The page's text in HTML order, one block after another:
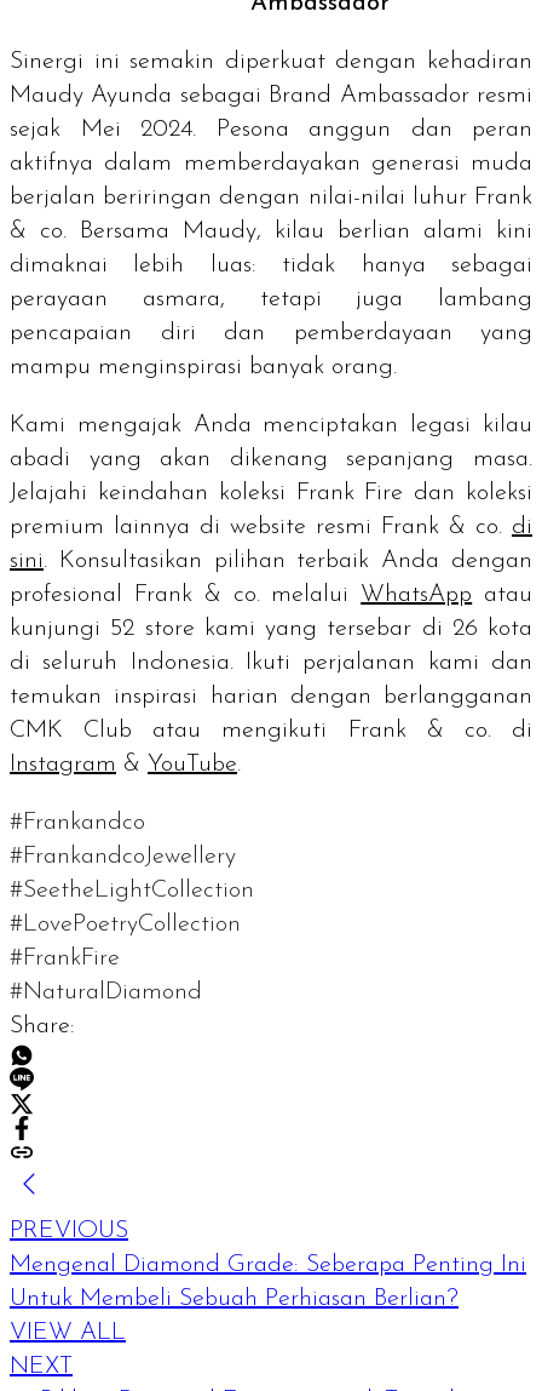
Sinergi ini semakin diperkuat dengan kehadiran
Maudy Ayunda sebagai Brand Ambassador resmi
sejak Mei 2024. Pesona anggun dan peran
aktifnya dalam memberdayakan generasi muda
berjalan beriringan dengan nilai-nilai luhur Frank
& co. Bersama Maudy, kilau berlian alami kini
dimaknai lebih luas: tidak hanya sebagai
perayaan asmara, tetapi juga lambang
pencapaian diri dan pemberdayaan yang
mampu menginspirasi banyak orang.
Kami mengajak Anda menciptakan legasi kilau
abadi yang akan dikenang sepanjang masa.
Jelajahi keindahan koleksi Frank Fire dan koleksi
premium lainnya di website resmi Frank & co. di
sini. Konsultasikan pilihan terbaik Anda dengan
profesional Frank & co. melalui WhatsApp atau
kunjungi 52 store kami yang tersebar di 26 kota
di seluruh Indonesia. Ikuti perjalanan kami dan
temukan inspirasi harian dengan berlangganan
CMK Club atau mengikuti Frank & co. di
Instagram & YouTube.
#Frankandco
#FrankandcoJewellery
#SeetheLightCollection
#LovePoetryCollection
#FrankFire
#NaturalDiamond
Share:
PREVIOUS
Mengenal Diamond Grade: Seberapa Penting Ini
Untuk Membeli Sebuah Perhiasan Berlian?
VIEW ALL
NEXT